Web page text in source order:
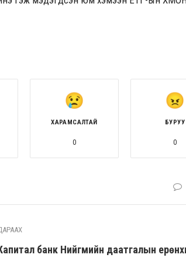
ХАРАМСАЛТАЙ
0
БУРУУ
0
банк Нийгмийн даатгалын